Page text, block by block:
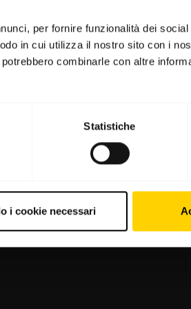
per fornire funzionalità dei
in cui utilizza il nostro sito con i
combinarle con altre
Statistiche
i cookie necessari
e app